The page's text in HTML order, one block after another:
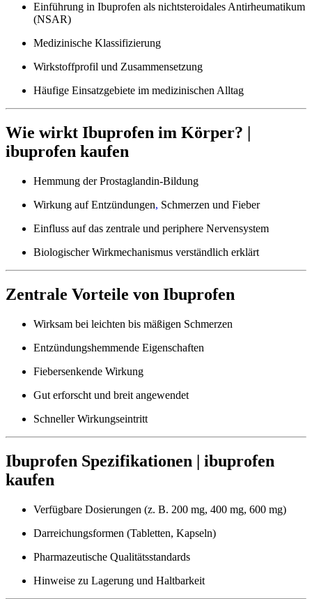
Einführung in Ibuprofen als nichtsteroidales Antirheumatikum
(NSAR)
Medizinische Klassifizierung
Wirkstoffprofil und Zusammensetzung
Häufige Einsatzgebiete im medizinischen Alltag
Wie wirkt Ibuprofen im Körper? |
ibuprofen kaufen
Hemmung der Prostaglandin-Bildung
Wirkung auf Entzündungen, Schmerzen und Fieber
Einfluss auf das zentrale und periphere Nervensystem
Biologischer Wirkmechanismus verständlich erklärt
Zentrale Vorteile von Ibuprofen
Wirksam bei leichten bis mäßigen Schmerzen
Entzündungshemmende Eigenschaften
Fiebersenkende Wirkung
Gut erforscht und breit angewendet
Schneller Wirkungseintritt
Ibuprofen Spezifikationen | ibuprofen
kaufen
Verfügbare Dosierungen (z. B. 200 mg, 400 mg, 600 mg)
Darreichungsformen (Tabletten, Kapseln)
Pharmazeutische Qualitätsstandards
Hinweise zu Lagerung und Haltbarkeit